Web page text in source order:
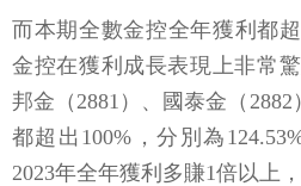
而本期全數金控全年獲利都
金控在獲利成長表現上非常
邦金（2881）、國泰金（
都超出100%，分別為
2023年全年獲利多賺1倍以上